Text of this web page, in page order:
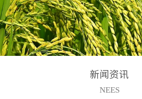
倍喷施，在开花前期、幼
果期及采摘后各施一次，
间隔2-3周喷施一次。4、
作为叶面肥喷施使用：稀
周喷施一次。5、冲施及滴
灌：亩用量2-3公斤，冲施
拌肥
拌苗
土用
混匀
土用本
底肥。
指标】有机质≥200g/L、
N+K2O70g/L、PH:6.5-
8.5、水不溶物≤50g/L【执
行标准】NY/T3831-
(2019)准字15306号【使用
指标
8.5、
行标
(2019)
方法】
新闻资讯
NEES